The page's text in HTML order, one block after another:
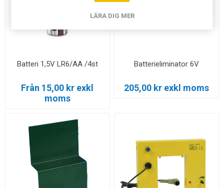
Batteri 1,5V LR6/AA /4st
Från 15,00 kr exkl
moms
Batterieliminator 6V
205,00 kr exkl moms
LÄRA DIG MER